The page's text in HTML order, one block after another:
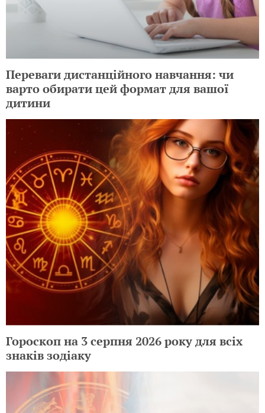
Переваги дистанційного навчання: чи
варто обирати цей формат для вашої
дитини
Гороскоп на 3 серпня 2026 року для всіх
знаків зодіаку